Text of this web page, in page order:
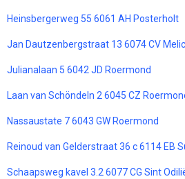
Heinsbergerweg 55 6061 AH Posterholt
Jan Dautzenbergstraat 13 6074 CV
Julianalaan 5 6042 JD Roermond
Laan van Schöndeln 2 6045 CZ
Nassaustate 7 6043 GW Roermond
Reinoud van Gelderstraat 36 c 6114 EB
Schaapsweg kavel 3.2 6077 CG Sint